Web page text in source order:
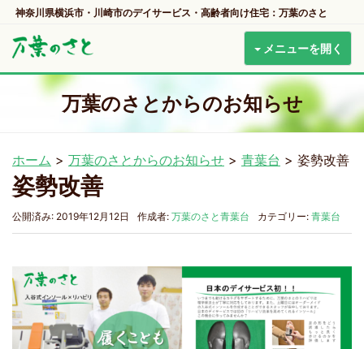
神奈川県横浜市・川崎市のデイサービス・高齢者向け住宅：万葉のさと
メニューを開く
万葉のさとからのお知らせ
ホーム > 万葉のさとからのお知らせ > 青葉台 > 姿勢改善
姿勢改善
公開済み: 2019年12月12日 作成者: 万葉のさと青葉台 カテゴリー: 青葉台